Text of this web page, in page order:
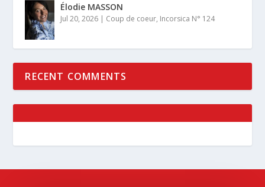
Élodie MASSON
Jul 20, 2026 | Coup de coeur, Incorsica N° 124
RECENT COMMENTS